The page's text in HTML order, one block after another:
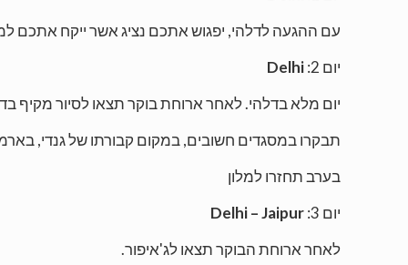
עם ההגעה לדלהי, יפגוש אתכם נציג אשר ייקח אתכם
יום 2:
Delhi
יום מלא בדלהי. לאחר ארוחת בוקר תצאו לסיור מקיף
תבקרו במסגדים חשובים, במקום קבורתו של גנדי,
בערב תחזרו למלון
יום 3:
Delhi – Jaipur
לאחר ארוחת הבוקר תצאו לג'איפור.